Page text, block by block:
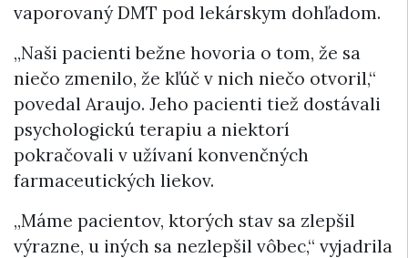
vaporovaný DMT pod lekárskym dohľadom.
„Naši pacienti bežne hovoria o tom, že sa
niečo zmenilo, že kľúč v nich niečo otvoril,“
povedal Araujo. Jeho pacienti tiež dostávali
psychologickú terapiu a niektorí
pokračovali v užívaní konvenčných
farmaceutických liekov.
„Máme pacientov, ktorých stav sa zlepšil
výrazne, u iných sa nezlepšil vôbec,“ vyjadrila